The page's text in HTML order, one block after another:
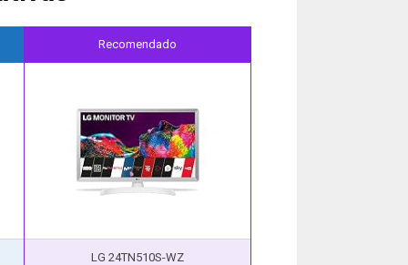
Recomendado
LG 24TN510S-WZ